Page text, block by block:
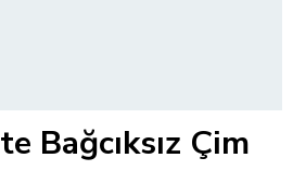
Bağcıksız Çim